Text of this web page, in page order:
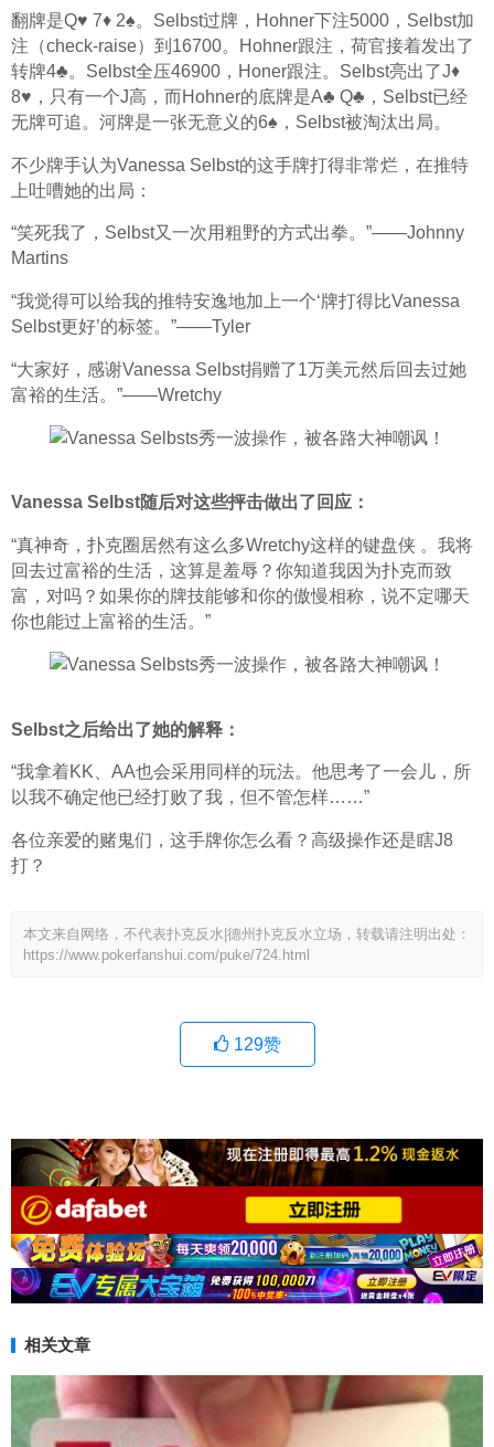
翻牌是Q♥ 7♦ 2♠。Selbst过牌，Hohner下注5000，Selbst加
注（check-raise）到16700。Hohner跟注，荷官接着发出了
转牌4♣。Selbst全压46900，Honer跟注。Selbst亮出了J♦
8♥，只有一个J高，而Hohner的底牌是A♣ Q♣，Selbst已经
无牌可追。河牌是一张无意义的6♠，Selbst被淘汰出局。
不少牌手认为Vanessa Selbst的这手牌打得非常烂，在推特
上吐嘈她的出局：
“笑死我了，Selbst又一次用粗野的方式出拳。”——Johnny
Martins
“我觉得可以给我的推特安逸地加上一个‘牌打得比Vanessa
Selbst更好’的标签。”——Tyler
“大家好，感谢Vanessa Selbst捐赠了1万美元然后回去过她
富裕的生活。”——Wretchy
Vanessa Selbst随后对这些抨击做出了回应：
“真神奇，扑克圈居然有这么多Wretchy这样的键盘侠 。我将
回去过富裕的生活，这算是羞辱？你知道我因为扑克而致
富，对吗？如果你的牌技能够和你的傲慢相称，说不定哪天
你也能过上富裕的生活。”
Selbst之后给出了她的解释：
“我拿着KK、AA也会采用同样的玩法。他思考了一会儿，所
以我不确定他已经打败了我，但不管怎样……”
各位亲爱的赌鬼们，这手牌你怎么看？高级操作还是瞎J8
打？
本文来自网络，不代表扑克反水|德州扑克反水立场，转载请注明出处：
https://www.pokerfanshui.com/puke/724.html
129赞
相关文章